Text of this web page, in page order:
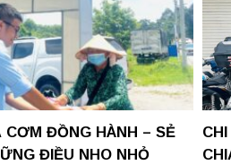
CƠM ĐỒNG HÀNH – SẺ
ĐIỀU NHO NHỎ